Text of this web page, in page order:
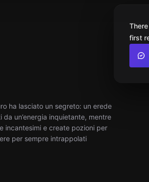
ha lasciato un segreto: un erede
un’energia inquietante, mentre
incantesimi e create pozioni per
per sempre intrappolati
first